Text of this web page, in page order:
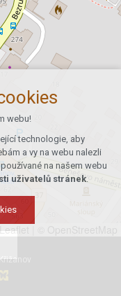
Leaflet
webu!
technologie, aby
a vy na webu nalezli
na našem webu
uživatelů stránek.